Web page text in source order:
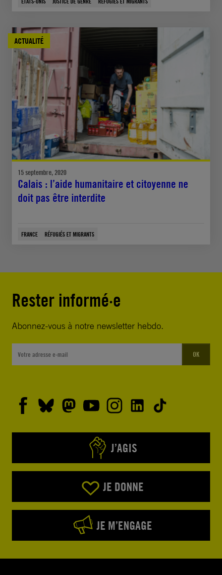
ACTUALITÉ
15 septembre, 2020
Calais : l’aide humanitaire et citoyenne ne
doit pas être interdite
FRANCE RÉFUGIÉS ET MIGRANTS
Rester informé·e
Abonnez-vous à notre newsletter hebdo.
OK
J’AGIS
JE DONNE
JE M’ENGAGE